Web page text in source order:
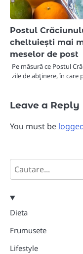
Postul
cheltuiești mai
meselor de post
Pe măsură ce Postul
zile de abţinere, în
Leave a Reply
You must be
Search
Dieta
Frumusete
Lifestyle